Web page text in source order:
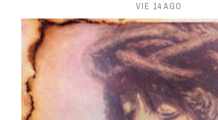
VIE 14 AGO